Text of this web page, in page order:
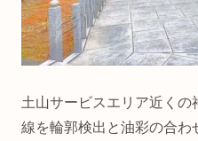
土山サービスエリア近くの
線を輪郭検出と油彩の合わ